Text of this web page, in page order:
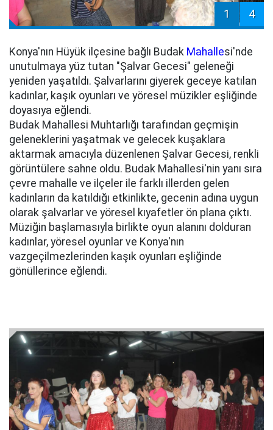
1 4
Konya'nın Hüyük ilçesine bağlı Budak Mahallesi'nde
unutulmaya yüz tutan "Şalvar Gecesi" geleneği
yeniden yaşatıldı. Şalvarlarını giyerek geceye katılan
kadınlar, kaşık oyunları ve yöresel müzikler eşliğinde
doyasıya eğlendi.
Budak Mahallesi Muhtarlığı tarafından geçmişin
geleneklerini yaşatmak ve gelecek kuşaklara
aktarmak amacıyla düzenlenen Şalvar Gecesi, renkli
görüntülere sahne oldu. Budak Mahallesi'nin yanı sıra
çevre mahalle ve ilçeler ile farklı illerden gelen
kadınların da katıldığı etkinlikte, gecenin adına uygun
olarak şalvarlar ve yöresel kıyafetler ön plana çıktı.
Müziğin başlamasıyla birlikte oyun alanını dolduran
kadınlar, yöresel oyunlar ve Konya'nın
vazgeçilmezlerinden kaşık oyunları eşliğinde
gönüllerince eğlendi.